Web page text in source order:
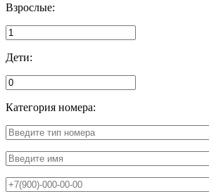
Взрослые:
Дети:
Категория номера: